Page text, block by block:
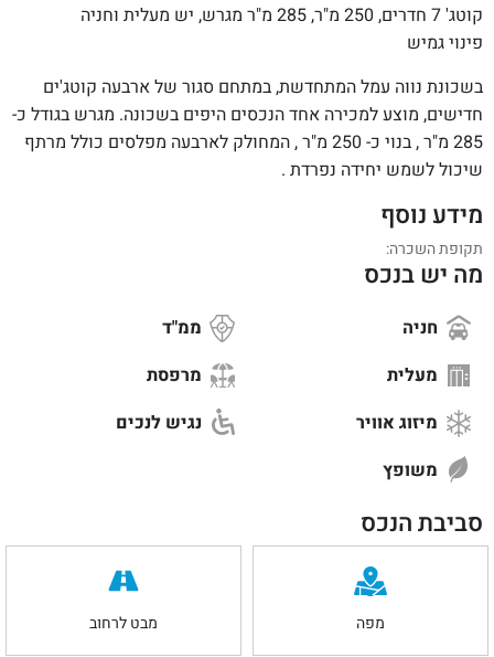
קוטג' 7 חדרים, 250 מ"ר, 285 מ"ר מגרש, יש מעלית וחניה
פינוי גמיש
בשכונת נווה עמל המתחדשת, במתחם סגור של ארבעה קוטג'ים
חדישים, מוצע למכירה אחד הנכסים היפים בשכונה. מגרש בגודל כ-
285 מ"ר , בנוי כ- 250 מ"ר , המחולק לארבעה מפלסים כולל מרתף
שיכול לשמש יחידה נפרדת .
מידע נוסף
תקופת השכרה:
מה יש בנכס
חניה
ממ"ד
מעלית
מרפסת
מיזוג אוויר
נגיש לנכים
משופץ
סביבת הנכס
מפה מבט לרחוב